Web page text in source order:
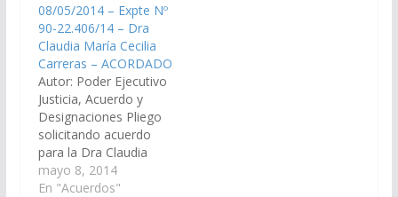
Juicio Sala IV, Vocal N°
2 del Distrito Judicial
del Centro. (Expte. Nº
90-31.774/2023, a la
Comisión de Justicia,
Acuerdos y
Designaciones).
Acordado,…
08/05/2014 – Expte Nº
90-22.406/14 – Dra
Claudia María Cecilia
Carreras – ACORDADO
Autor: Poder Ejecutivo
Justicia, Acuerdo y
Designaciones Pliego
solicitando acuerdo
para la Dra Claudia
María Cecilia Carreras,
DNI N° 27.377.216, en
mayo 8, 2014
En "Acuerdos"